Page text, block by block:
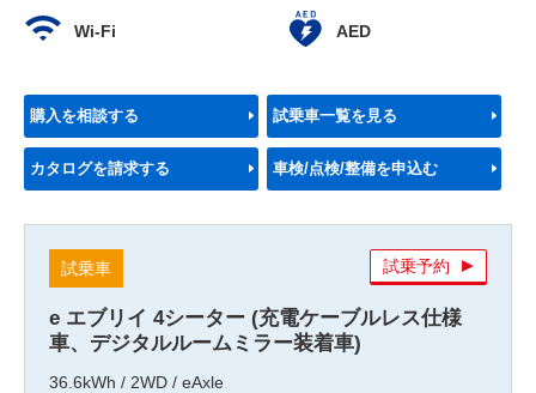
Wi-Fi AED
購入を相談する 試乗車一覧を見る
カタログを請求する 車検/点検/整備を申込む
試乗車
e エブリイ 4シーター (充電ケーブルレス仕様
車、デジタルルームミラー装着車)
36.6kWh / 2WD / eAxle
試乗予約